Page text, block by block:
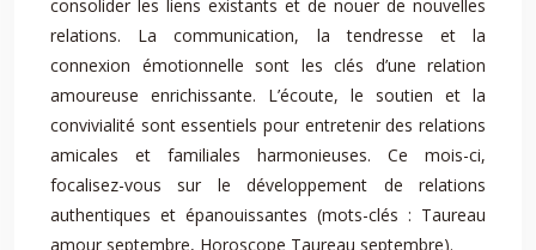
consolider les liens existants et de nouer de nouvelles
relations. La communication, la tendresse et la
connexion émotionnelle sont les clés d’une relation
amoureuse enrichissante. L’écoute, le soutien et la
convivialité sont essentiels pour entretenir des relations
amicales et familiales harmonieuses. Ce mois-ci,
focalisez-vous sur le développement de relations
authentiques et épanouissantes (mots-clés : Taureau
amour septembre, Horoscope Taureau septembre).